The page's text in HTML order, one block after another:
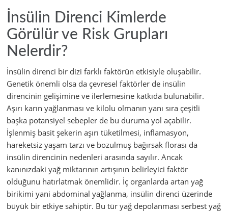
İnsülin Direnci Kimlerde
Görülür ve Risk Grupları
Nelerdir?
İnsülin direnci bir dizi farklı faktörün etkisiyle oluşabilir.
Genetik önemli olsa da çevresel faktörler de insülin
direncinin gelişimine ve ilerlemesine katkıda bulunabilir.
Aşırı karın yağlanması ve kilolu olmanın yanı sıra çeşitli
başka potansiyel sebepler de bu duruma yol açabilir.
İşlenmiş basit şekerin aşırı tüketilmesi, inflamasyon,
hareketsiz yaşam tarzı ve bozulmuş bağırsak florası da
insülin direncinin nedenleri arasında sayılır. Ancak
kanınızdaki yağ miktarının artışının belirleyici faktör
olduğunu hatırlatmak önemlidir. İç organlarda artan yağ
birikimi yani abdominal yağlanma, insülin direnci üzerinde
büyük bir etkiye sahiptir. Bu tür yağ depolanması serbest yağ